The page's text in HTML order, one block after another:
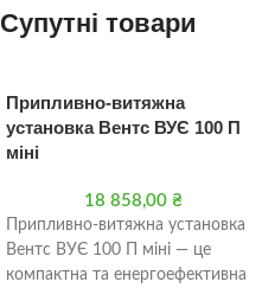
Супутні товари
Припливно-витяжна
установка Вентс ВУЄ 100 П
міні
18 858,00 ₴
Припливно-витяжна установка
Вентс ВУЄ 100 П міні — це
компактна та енергоефективна